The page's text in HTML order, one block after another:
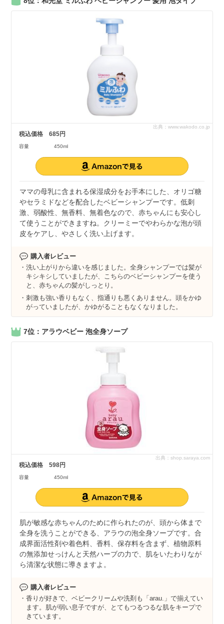
出典：www.wakodo.co.jp
税込価格 685円
容量 450ml
ママの母乳に含まれる保湿成分をお手本にした、オリゴ糖
やセラミドなどを配合したベビーシャンプーです。低刺
激、弱酸性、無香料、無着色なので、赤ちゃんにも安心し
て使うことができますね。クリーミーでやわらかな泡が頭
皮をケアし、やさしく洗い上げます。
購入者レビュー
洗い上がりから違いを感じました。全身シャンプーでは髪が
キシキシしていましたが、こちらのベビーシャンプーを使う
と、赤ちゃんの髪がしっとり。
刺激も強い香りもなく、指通りも悪くありません。頭をかゆ
がっていましたが、かゆがることもなくなりました。
7位：アラウベビー 泡全身ソープ
出典：shop.saraya.com
税込価格 598円
容量 450ml
肌が敏感な赤ちゃんのために作られたのが、頭から体まで
全身を洗うことができる、アラウの泡全身ソープです。合
成界面活性剤や着色料、香料、保存料を含まず、植物原料
の無添加せっけんと天然ハーブの力で、肌をいたわりなが
ら清潔な状態に導きますよ。
購入者レビュー
香りが好きで、ベビークリームや洗剤も「arau.」で揃えてい
ます。肌が弱い息子ですが、とてもつるつるな肌をキープで
きています。